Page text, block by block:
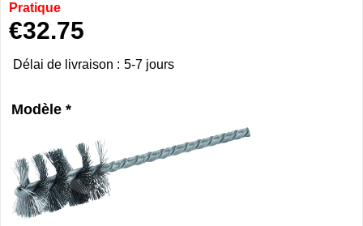
Pratique
€32.75
Délai de livraison : 5-7 jours
Modèle *